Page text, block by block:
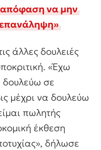
να μην
επανάληψη»
άλλες δουλειές
«Έχω
δουλεύω σε
μέχρι να δουλεύω
πωλητής
έκθεση
δήλωσε